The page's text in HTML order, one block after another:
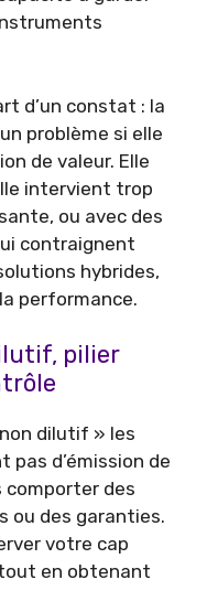
d’un constat : la
problème si elle
de valeur. Elle
intervient trop
ou avec des
contraignent
hybrides,
performance.
pilier
dilutif » les
pas d’émission de
des
ou des garanties.
votre cap
en obtenant